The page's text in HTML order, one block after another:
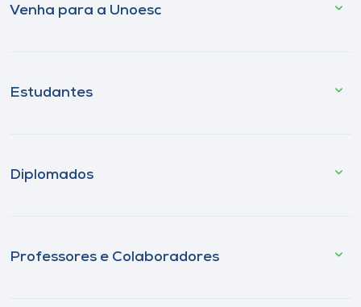
Venha para a Unoesc
Estudantes
Diplomados
Professores e Colaboradores